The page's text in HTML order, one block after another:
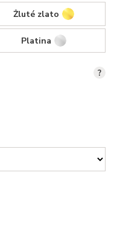
Žluté zlato
Platina
?